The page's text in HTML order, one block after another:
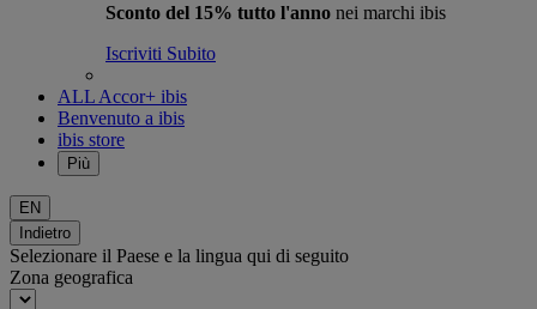
Sconto del 15% tutto l'anno nei marchi ibis
Iscriviti Subito
ALL Accor+ ibis
Benvenuto a ibis
ibis store
Più
EN
Indietro
Selezionare il Paese e la lingua qui di seguito
Zona geografica